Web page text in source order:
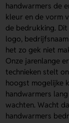
handwarmers de
kleur en de vorm
de bedrukking.
logo,
het zo gek niet
Onze jarenlange
technieken stelt
hoogst mogelijke
handwarmers
wachten. Wacht
handwarmers